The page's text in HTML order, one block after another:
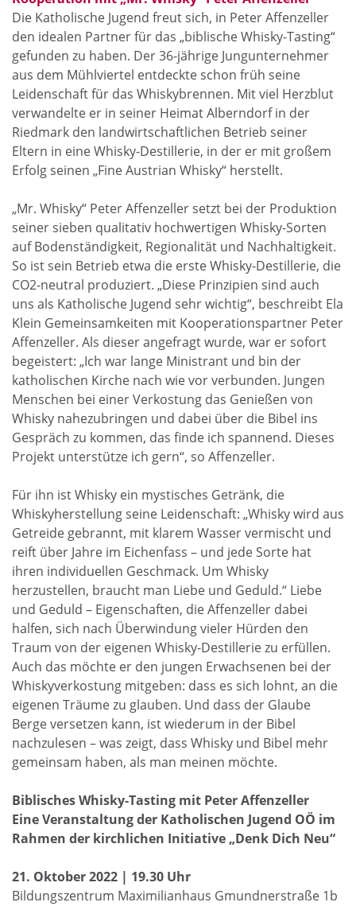
„biblische
Whisky-Tasting
die
Veranstaltung.
Die Katholische Jugend freut sich, in Peter Affenzeller
den idealen Partner für das „biblische Whisky-Tasting“
gefunden zu haben. Der 36-jährige Jungunternehmer
aus dem Mühlviertel entdeckte schon früh seine
Leidenschaft für das Whiskybrennen. Mit viel Herzblut
verwandelte er in seiner Heimat Alberndorf in der
Riedmark den landwirtschaftlichen Betrieb seiner
Eltern in eine Whisky-Destillerie, in der er mit großem
Erfolg seinen „Fine Austrian Whisky“ herstellt.
„Mr. Whisky“ Peter Affenzeller setzt bei der Produktion
seiner sieben qualitativ hochwertigen Whisky-Sorten
auf Bodenständigkeit, Regionalität und Nachhaltigkeit.
So ist sein Betrieb etwa die erste Whisky-Destillerie, die
CO2-neutral produziert. „Diese Prinzipien sind auch
uns als Katholische Jugend sehr wichtig“, beschreibt Ela
Klein Gemeinsamkeiten mit Kooperationspartner Peter
Affenzeller. Als dieser angefragt wurde, war er sofort
begeistert: „Ich war lange Ministrant und bin der
katholischen Kirche nach wie vor verbunden. Jungen
Menschen bei einer Verkostung das Genießen von
Whisky nahezubringen und dabei über die Bibel ins
Gespräch zu kommen, das finde ich spannend. Dieses
Projekt unterstütze ich gern“, so Affenzeller.
Für ihn ist Whisky ein mystisches Getränk, die
Whiskyherstellung seine Leidenschaft: „Whisky wird aus
Getreide gebrannt, mit klarem Wasser vermischt und
reift über Jahre im Eichenfass – und jede Sorte hat
ihren individuellen Geschmack. Um Whisky
herzustellen, braucht man Liebe und Geduld.“ Liebe
und Geduld – Eigenschaften, die Affenzeller dabei
halfen, sich nach Überwindung vieler Hürden den
Traum von der eigenen Whisky-Destillerie zu erfüllen.
Auch das möchte er den jungen Erwachsenen bei der
Whiskyverkostung mitgeben: dass es sich lohnt, an die
eigenen Träume zu glauben. Und dass der Glaube
Berge versetzen kann, ist wiederum in der Bibel
nachzulesen – was zeigt, dass Whisky und Bibel mehr
gemeinsam haben, als man meinen möchte.
Biblisches Whisky-Tasting mit Peter Affenzeller
Eine Veranstaltung der Katholischen Jugend OÖ im
Rahmen der kirchlichen Initiative „Denk Dich Neu“
21. Oktober 2022 | 19.30 Uhr
Bildungszentrum Maximilianhaus Gmundnerstraße 1b